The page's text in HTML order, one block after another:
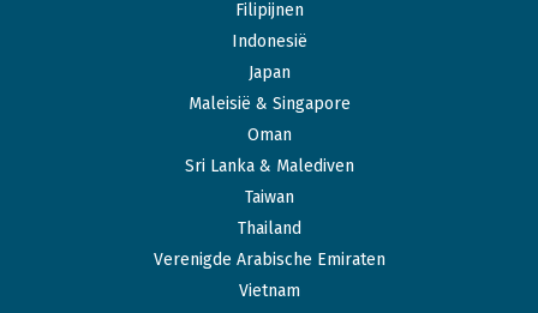
Filipijnen
Indonesië
Japan
Maleisië & Singapore
Oman
Sri Lanka & Malediven
Taiwan
Thailand
Verenigde Arabische Emiraten
Vietnam